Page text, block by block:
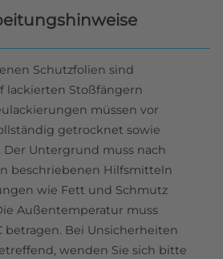
Schutzfolien sind
lackierten Stoßfängern
müssen vor
getrocknet sowie
Der Untergrund muss nach
beschriebenen Hilfsmitteln
wie Fett und Schmutz
Außentemperatur muss
betragen. Bei Unsicherheiten
wenden Sie sich bitte